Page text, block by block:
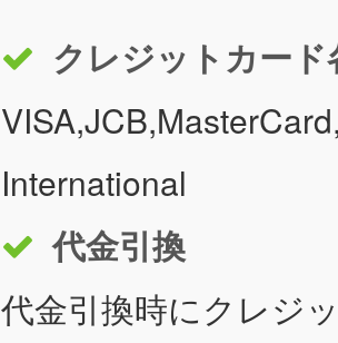
クレジットカード
International
代金引換
代金引換時にクレジ